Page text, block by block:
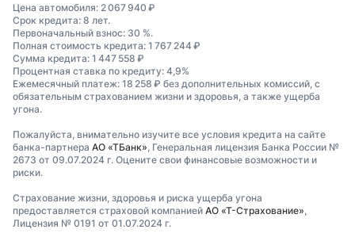
Цена автомобиля: 2 067 940 ₽
Срок кредита: 8 лет.
Первоначальный взнос: 30 %.
Полная стоимость кредита: 1 767 244 ₽
Сумма кредита: 1 447 558 ₽
Процентная ставка по кредиту: 4,9%
Ежемесячный платеж: 18 258 ₽ без дополнительных комиссий, с
обязательным страхованием жизни и здоровья, а также ущерба
угона.
Пожалуйста, внимательно изучите все условия кредита на сайте
банка-партнера АО «ТБанк» , Генеральная лицензия Банка России №
2673 от 09.07.2024 г. Оцените свои финансовые возможности и
риски.
Страхование жизни, здоровья и риска ущерба угона
предоставляется страховой компанией АО «Т-Страхование»
Лицензия № 0191 от 01.07.2024 г.